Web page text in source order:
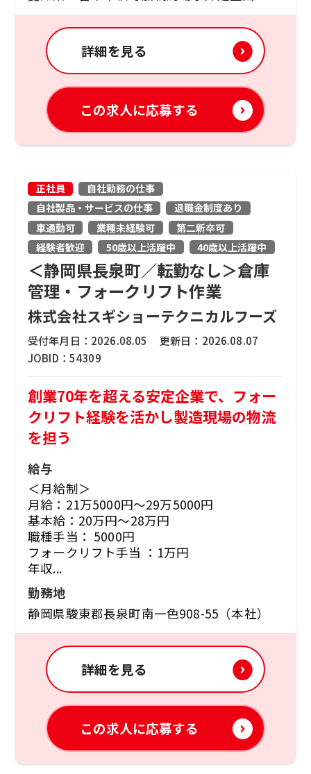
詳細を見る
この求人に応募する
正社員
自社勤務の仕事
自社製品・サービスの仕事
退職金制度あり
車通勤可
業種未経験可
第二新卒可
経験者歓迎
50歳以上活躍中 40歳以上活躍中
＜静岡県長泉町／転勤なし＞倉庫
管理・フォークリフト作業
株式会社スギショーテクニカルフーズ
受付年月日： 2026.08.05 更新日： 2026.08.07
JOBID： 54309
創業70年を超える安定企業で、フォー
クリフト経験を活かし製造現場の物流
を担う
給与
＜月給制＞
月給：21万5000円～29万5000円
基本給：20万円～28万円
職種手当： 5000円
フォークリフト手当 ：1万円
年収...
勤務地
静岡県駿東郡長泉町南一色908-55（本社）
詳細を見る
この求人に応募する